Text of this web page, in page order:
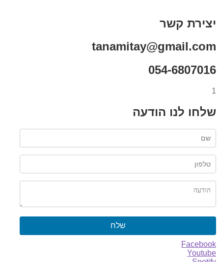
יצירת קשר
tanamitay@gmail.com
054-6807016
1
שלחו לנו הודעה
שלח
Facebook
Youtube